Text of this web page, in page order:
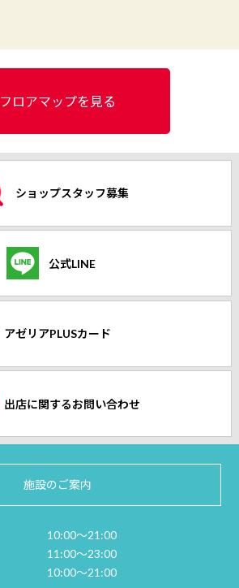
フロアマップを見る
ショップスタッフ募集
公式LINE
アゼリアPLUSカード
出店に関するお問い合わせ
施設のご案内
10:00～21:00
11:00～23:00
10:00～21:00